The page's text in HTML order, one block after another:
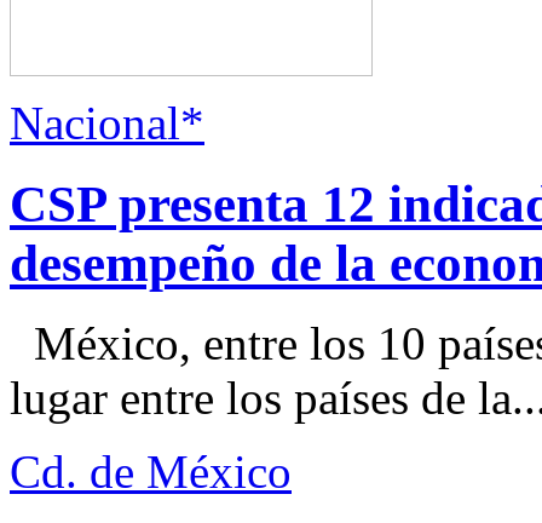
Nacional*
CSP presenta 12
desempeño de la
México, entre los 10
lugar entre los países de
Cd. de México